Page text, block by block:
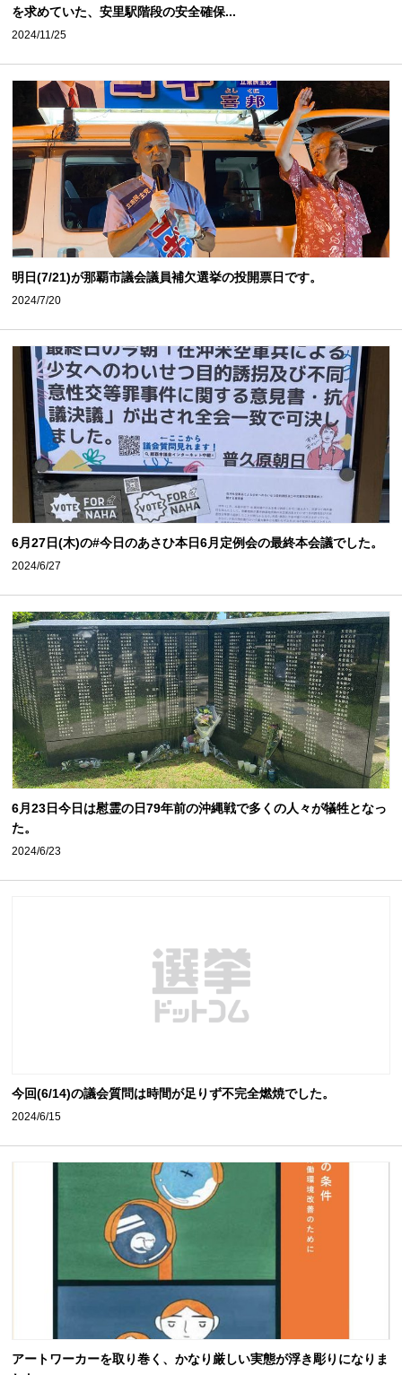
を求めていた、安里駅階段の安全確保...
2024/11/25
明日(7/21)が那覇市議会議員補欠選挙の投開票日です。
2024/7/20
6月27日(木)の#今日のあさひ本日6月定例会の最終本会議でした。
2024/6/27
6月23日今日は慰霊の日79年前の沖縄戦で多くの人々が犠牲となっ
た。
2024/6/23
今回(6/14)の議会質問は時間が足りず不完全燃焼でした。
2024/6/15
アートワーカーを取り巻く、かなり厳しい実態が浮き彫りになりま